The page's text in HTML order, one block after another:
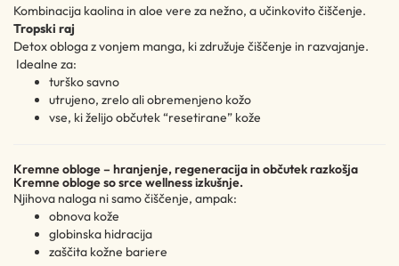
Kombinacija kaolina in aloe vere za nežno, a učinkovito čiščenje.
Tropski raj
Detox obloga z vonjem manga, ki združuje čiščenje in razvajanje.
Idealne za:
turško savno
utrujeno, zrelo ali obremenjeno kožo
vse, ki želijo občutek “resetirane” kože
Kremne obloge – hranjenje, regeneracija in občutek razkošja
Kremne obloge so srce wellness izkušnje.
Njihova naloga ni samo čiščenje, ampak:
obnova kože
globinska hidracija
zaščita kožne bariere